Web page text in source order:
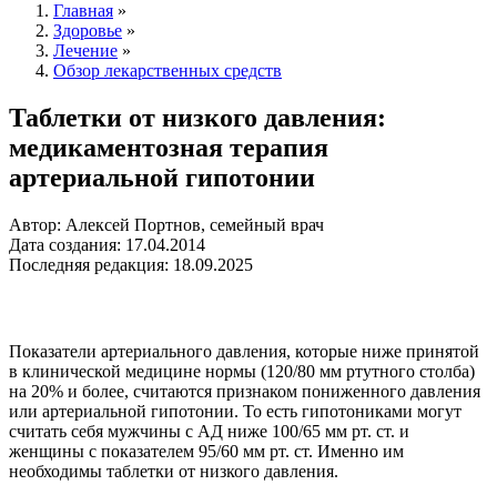
Главная »
Здоровье »
Лечение »
Обзор лекарственных средств
Таблетки от низкого давления:
медикаментозная терапия
артериальной гипотонии
Автор: Алексей Портнов, семейный врач
Дата создания: 17.04.2014
Последняя редакция: 18.09.2025
Показатели артериального давления, которые ниже принятой
в клинической медицине нормы (120/80 мм ртутного столба)
на 20% и более, считаются признаком пониженного давления
или артериальной гипотонии. То есть гипотониками могут
считать себя мужчины с АД ниже 100/65 мм рт. ст. и
женщины с показателем 95/60 мм рт. ст. Именно им
необходимы таблетки от низкого давления.